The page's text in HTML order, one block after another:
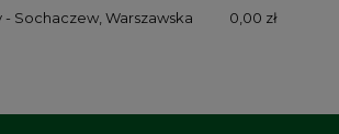
Sochaczew, Warszawska
0,00 zł